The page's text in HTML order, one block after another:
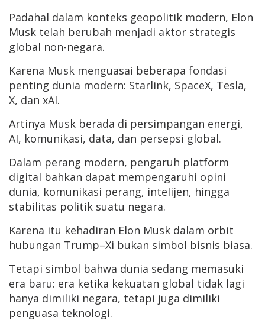
Padahal dalam konteks geopolitik modern, Elon
Musk telah berubah menjadi aktor strategis
global non-negara.
Karena Musk menguasai beberapa fondasi
penting dunia modern: Starlink, SpaceX, Tesla,
X, dan xAI.
Artinya Musk berada di persimpangan energi,
AI, komunikasi, data, dan persepsi global.
Dalam perang modern, pengaruh platform
digital bahkan dapat mempengaruhi opini
dunia, komunikasi perang, intelijen, hingga
stabilitas politik suatu negara.
Karena itu kehadiran Elon Musk dalam orbit
hubungan Trump–Xi bukan simbol bisnis biasa.
Tetapi simbol bahwa dunia sedang memasuki
era baru: era ketika kekuatan global tidak lagi
hanya dimiliki negara, tetapi juga dimiliki
penguasa teknologi.